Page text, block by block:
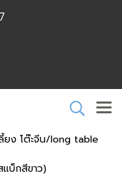
ยง โต๊ะจีน/long table
แบ็กสีขาว)